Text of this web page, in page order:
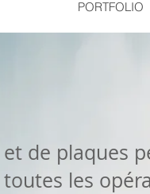
PORTFOLIO
de plaques
les